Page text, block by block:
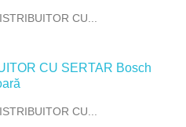
CU...
CU...